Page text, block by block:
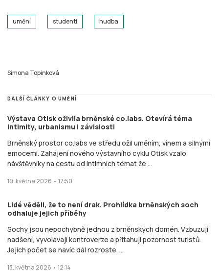
umění studenti hudba
Simona Topinková
DALŠÍ ČLÁNKY O UMĚNÍ
Výstava Otisk oživila brněnské co.labs. Otevírá téma
intimity, urbanismu i závislosti
Brněnský prostor co.labs ve středu ožil uměním, vínem a silnými
emocemi. Zahájení nového výstavního cyklu Otisk vzalo
návštěvníky na cestu od intimních témat že ...
19. května 2026 • 17:50
Lidé věděli, že to není drak. Prohlídka brněnských soch
odhaluje jejich příběhy
Sochy jsou nepochybně jednou z brněnských domén. Vzbuzují
nadšení, vyvolávají kontroverze a přitahují pozornost turistů.
Jejich počet se navíc dál rozroste. ...
13. května 2026 • 12:14